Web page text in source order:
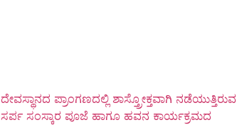
ದೇವಸ್ಥಾನದ ಪ್ರಾಂಗಣದಲ್ಲಿ ಶಾಸ್ತ್ರೋಕ್ತವಾಗಿ ನಡೆಯುತ್ತಿರುವ
ಸರ್ಪ ಸಂಸ್ಕಾರ ಪೂಜೆ ಹಾಗೂ ಹವನ ಕಾರ್ಯಕ್ರಮದ